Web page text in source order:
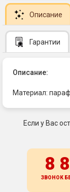
Описание
Гарантии
Описание:
Материал:
Если у Вас
8
ЗВОНОК